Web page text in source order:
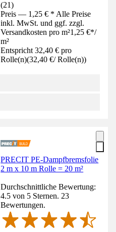
(21)
Preis — 1,25 € * Alle Preise
inkl. MwSt. und ggf. zzgl.
Versandkosten pro m²1,25 €*/
m²
Entspricht 32,40 € pro
Rolle(n)(32,40 €/ Rolle(n))
PRECIT PE-Dampfbremsfolie
2 m x 10 m Rolle = 20 m²
Durchschnittliche Bewertung:
4.5 von 5 Sternen. 23
Bewertungen.